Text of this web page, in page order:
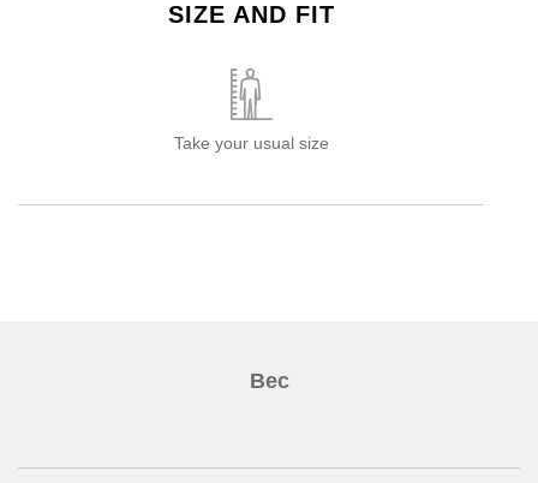
SIZE AND FIT
Take your usual size
Вес